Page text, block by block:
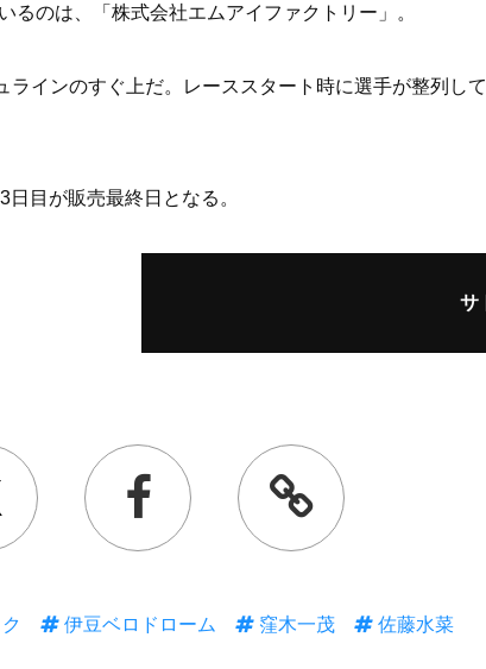
るのは、「株式会社エムアイファクトリー」。
インのすぐ上だ。レーススタート時に選手が整列し
目が販売最終日となる。
サ
伊豆ベロドローム 窪木一茂 佐藤水菜